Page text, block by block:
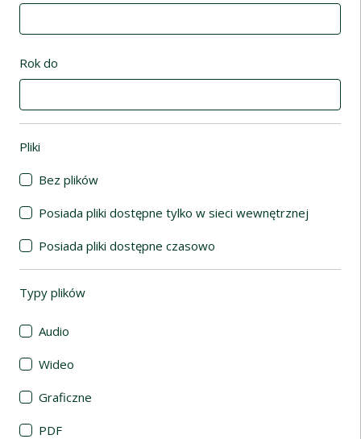
Rok do
Pliki
Bez plików
Posiada pliki dostępne tylko w sieci wewnętrznej
Posiada pliki dostępne czasowo
Typy plików
Audio
Wideo
Graficzne
PDF